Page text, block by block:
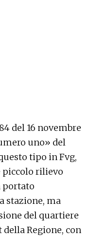
del 16 novembre
uno» del
tipo in Fvg,
piccolo rilievo
portato
stazione, ma
del quartiere
Regione, con